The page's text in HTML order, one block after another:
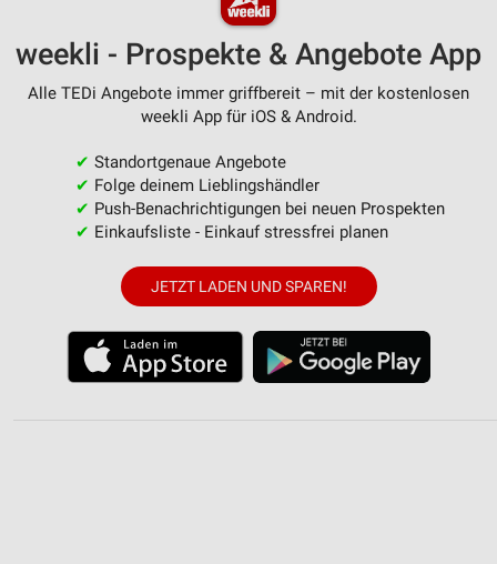
weekli - Prospekte & Angebote App
Alle TEDi Angebote immer griffbereit – mit der kostenlosen
weekli App für iOS & Android.
✔ Standortgenaue Angebote
✔ Folge deinem Lieblingshändler
✔ Push-Benachrichtigungen bei neuen Prospekten
✔ Einkaufsliste - Einkauf stressfrei planen
JETZT LADEN UND SPAREN!